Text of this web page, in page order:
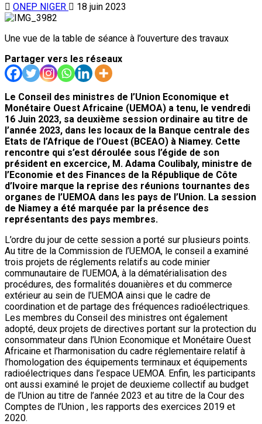
ONEP NIGER 18 juin 2023
Une vue de la table de séance à l’ouverture des travaux
Partager vers les réseaux
Le Conseil des ministres de l’Union Economique et
Monétaire Ouest Africaine (UEMOA) a tenu, le vendredi
16 Juin 2023, sa deuxième session ordinaire au titre de
l’année 2023, dans les locaux de la Banque centrale des
Etats de l’Afrique de l’Ouest (BCEAO) à Niamey. Cette
rencontre qui s’est déroulée sous l’égide de son
président en excercice, M. Adama Coulibaly, ministre de
l’Economie et des Finances de la République de Côte
d’Ivoire marque la reprise des réunions tournantes des
organes de l’UEMOA dans les pays de l’Union. La session
de Niamey a été marquée par la présence des
représentants des pays membres.
L’ordre du jour de cette session a porté sur plusieurs points.
Au titre de la Commission de l’UEMOA, le conseil a examiné
trois projets de réglements relatifs au code minier
communautaire de l’UEMOA, à la dématérialisation des
procédures, des formalités douanières et du commerce
extérieur au sein de l’UEMOA ainsi que le cadre de
coordination et de partage des fréquences radioélectriques.
Les membres du Conseil des ministres ont également
adopté, deux projets de directives portant sur la protection du
consommateur dans l’Union Economique et Monétaire Ouest
Africaine et l’harmonisation du cadre réglementaire relatif à
l’homologation des équipements terminaux et équipements
radioélectriques dans l’espace UEMOA. Enfin, les participants
ont aussi examiné le projet de deuxieme collectif au budget
de l’Union au titre de l’année 2023 et au titre de la Cour des
Comptes de l’Union , les rapports des exercices 2019 et
2020.